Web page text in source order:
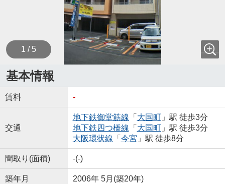
1 / 5
基本情報
賃料 -
交通
地下鉄御堂筋線 「 大国町」駅 徒歩3分
地下鉄四つ橋線 「 大国町」駅 徒歩3分
大阪環状線 「 今宮 」駅 徒歩8分
間取り(面積) -(-)
築年月 2006年 5月(築20年)